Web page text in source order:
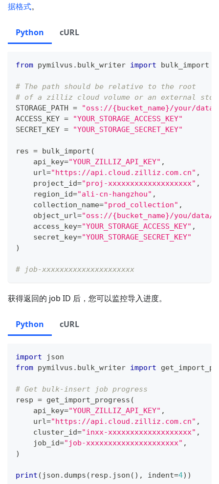
据格式。
Python cURL
from pymilvus . bulk_writer import bulk_import
# The path should be relative to the root
# of a zilliz cloud volume or an external
STORAGE_PATH =
"oss://{bucket_name}/your/
ACCESS_KEY =
"YOUR_STORAGE_ACCESS_KEY"
SECRET_KEY = "YOUR_STORAGE_SECRET_KEY"
res = bulk_import (
    api_key
="YOUR_ZILLIZ_API_KEY" ,
    url
="https://api.cloud.zilliz.com.cn" ,
    project_id
="proj-xxxxxxxxxxxxxxxxxxx" ,
    region_id
="ali-cn-hangzhou" ,
    collection_name
="prod_collection" ,
    object_url
="oss://{bucket_name}/you/
    access_key
="YOUR_STORAGE_ACCESS_KEY" ,
    secret_key
="YOUR_STORAGE_SECRET_KEY"
)
# job-xxxxxxxxxxxxxxxxxxxxx
获得返回的 job ID 后，您可以监控导入进度。
Python cURL
import json
from pymilvus . bulk_writer import
# Get bulk-insert job progress
resp = get_import_progress (
    api_key
="YOUR_ZILLIZ_API_KEY" ,
    url
="https://api.cloud.zilliz.com.cn" ,
    cluster_id
="inxx-xxxxxxxxxxxxxxxxxxx" ,
    job_id
="job-xxxxxxxxxxxxxxxxxxxxx" ,
)
print ( json . dumps ( resp . json ( ) , indent=4) )